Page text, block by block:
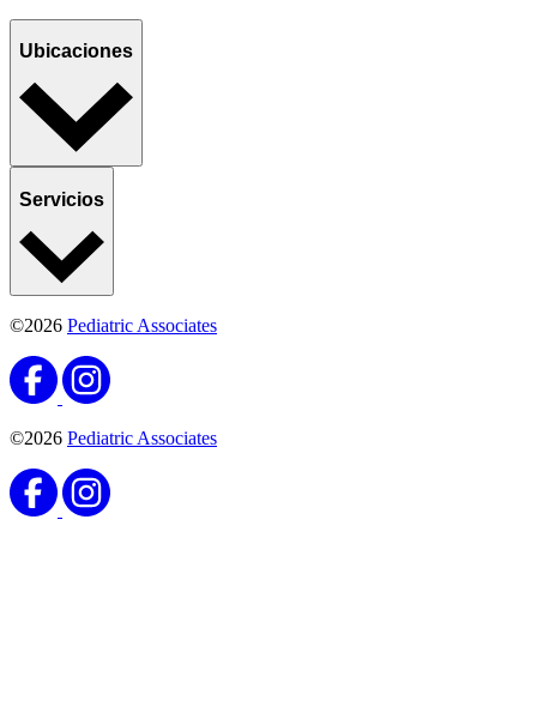
Ubicaciones
Servicios
©2026 Pediatric Associates
©2026 Pediatric Associates